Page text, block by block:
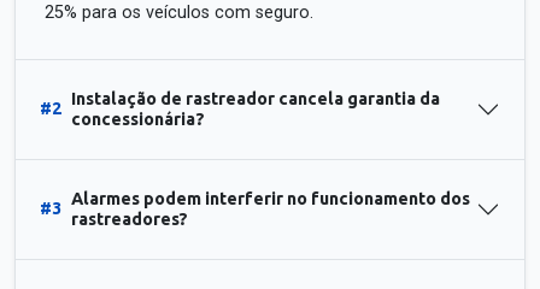
25% para os veículos com seguro.
#2
Instalação de rastreador cancela garantia da
concessionária?
#3
Alarmes podem interferir no funcionamento dos
rastreadores?